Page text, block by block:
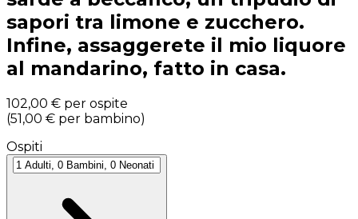
sapori tra limone e zucchero.
Infine, assaggerete il mio liquore
al mandarino, fatto in casa.
102,00 € per ospite
(51,00 € per bambino)
Ospiti